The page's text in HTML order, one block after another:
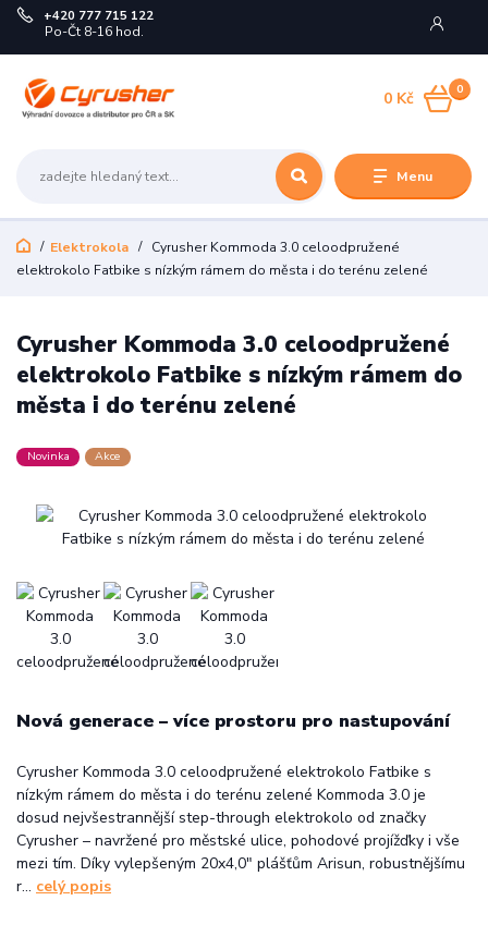
Menu
+420 777 715 122
Po-Čt 8-16 hod.
0
0 Kč
Elektrokola
Cyrusher Kommoda 3.0 celoodpružené
elektrokolo Fatbike s nízkým rámem do města i do terénu zelené
Cyrusher Kommoda 3.0 celoodpružené
elektrokolo Fatbike s nízkým rámem do
města i do terénu zelené
Novinka Akce
Nová generace – více prostoru pro nastupování
Cyrusher Kommoda 3.0 celoodpružené elektrokolo Fatbike s
nízkým rámem do města i do terénu zelené Kommoda 3.0 je
dosud nejvšestrannější step-through elektrokolo od značky
Cyrusher – navržené pro městské ulice, pohodové projížďky i vše
mezi tím. Díky vylepšeným 20x4,0" plášťům Arisun, robustnějšímu
r... celý popis